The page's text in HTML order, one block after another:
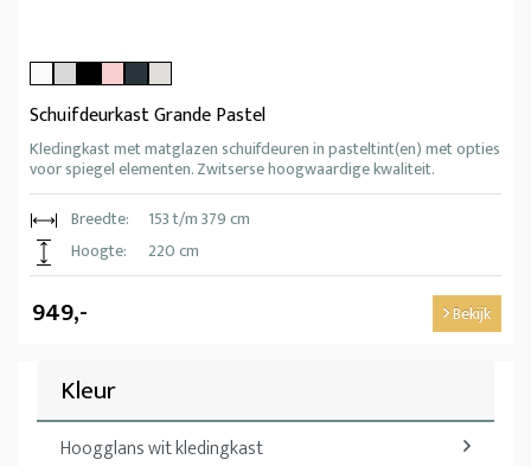
Schuifdeurkast Grande Pastel
Kledingkast met matglazen schuifdeuren in pasteltint(en) met opties
voor spiegel elementen. Zwitserse hoogwaardige kwaliteit.
Breedte:
153 t/m 379 cm
Hoogte:
220 cm
949,- Bekijk
Kleur
Hoogglans wit kledingkast